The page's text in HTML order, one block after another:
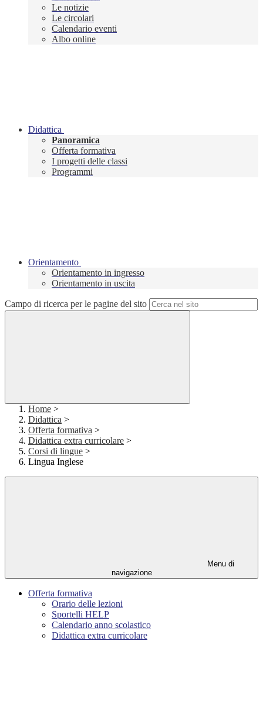
Le notizie
Le circolari
Calendario eventi
Albo online
Didattica
Panoramica
Offerta formativa
I progetti delle classi
Programmi
Orientamento
Orientamento in ingresso
Orientamento in uscita
Campo di ricerca per le pagine del sito
Home >
Didattica >
Offerta formativa >
Didattica extra curricolare >
Corsi di lingue >
Lingua Inglese
Menu di
navigazione
Offerta formativa
Orario delle lezioni
Sportelli HELP
Calendario anno scolastico
Didattica extra curricolare